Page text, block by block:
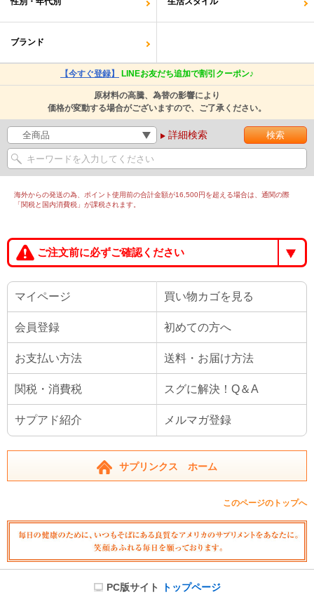
ブランド
【今すぐ登録】 LINEお友だち追加で割引クーポン♪
原材料の高騰、為替の影響により
価格が変動する場合がございますので、ご了承ください。
詳細検索
海外からの発送の為、ポイント使用前の合計金額が16,500円を超える場合は、通関の際
「関税と国内消費税」が課税されます。
ご注文前に必ずご確認ください
マイページ 買い物カゴを見る
会員登録 初めての方へ
お支払い方法 送料・お届け方法
関税・消費税 スグに解決！Q＆A
サプアド紹介 メルマガ登録
サプリンクス ホーム
このページのトップへ
PC版サイト トップページ